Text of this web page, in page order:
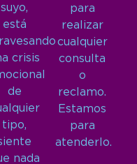
suyo,
está
crisis
de
tipo,
nada
para
realizar
cualquier
consulta
o
reclamo.
Estamos
para
atenderlo.